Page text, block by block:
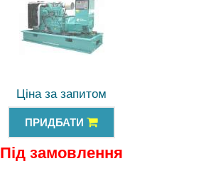
Ціна за запитом
ПРИДБАТИ
Під замовлення